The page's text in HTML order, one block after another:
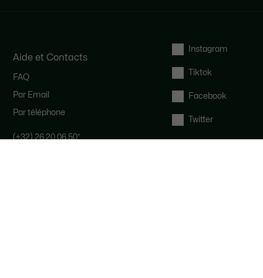
Aide et Contacts
FAQ
Par Email
Par téléphone
(+32) 26 20 06 50*
Instagram
Tiktok
Facebook
Twitter